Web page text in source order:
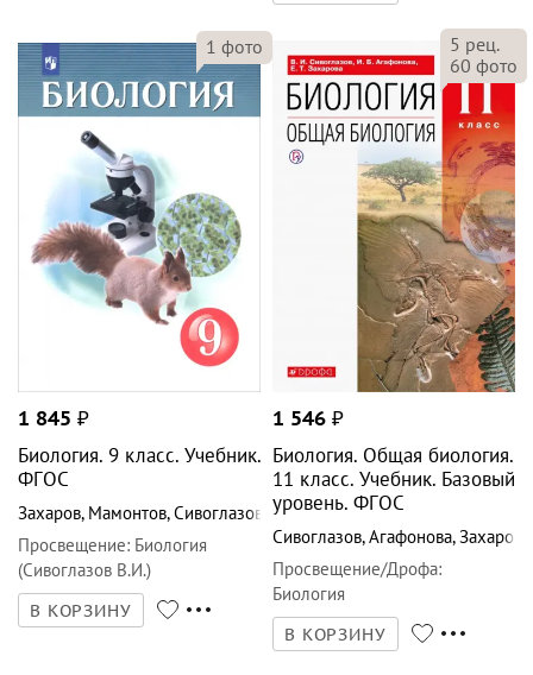
1 фото
1 845 ₽
Биология. 9 класс. Учебник.
ФГОС
Захаров, Мамонтов,Сивоглазов
Просвещение: Биология
(Сивоглазов В.И.)
В КОРЗИНУ
5 рец.
60 фото
1 546 ₽
Биология. Общая биология.
11 класс. Учебник. Базовый
уровень. ФГОС
Сивоглазов,Агафонова,Захарова
Просвещение/Дрофа:
Биология
В КОРЗИНУ